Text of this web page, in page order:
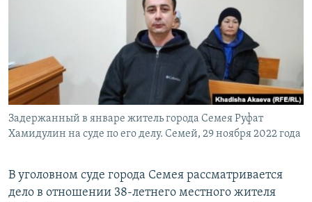
Задержанный в январе житель города Семея Руфат
Хамидулин на суде по его делу. Семей, 29 ноября 2022 года
В уголовном суде города Семея рассматривается
дело в отношении 38-летнего местного жителя